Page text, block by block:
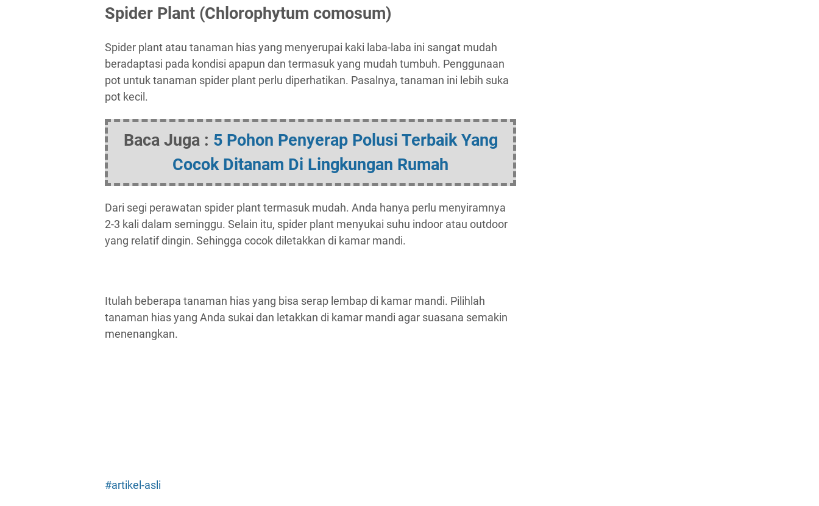
Spider Plant (Chlorophytum comosum)
Spider plant atau tanaman hias yang menyerupai kaki laba-laba ini sangat mudah
beradaptasi pada kondisi apapun dan termasuk yang mudah tumbuh. Penggunaan
pot untuk tanaman spider plant perlu diperhatikan. Pasalnya, tanaman ini lebih suka
pot kecil.
Baca Juga : 5 Pohon Penyerap Polusi Terbaik Yang
Cocok Ditanam Di Lingkungan Rumah
Dari segi perawatan spider plant termasuk mudah. Anda hanya perlu menyiramnya
2-3 kali dalam seminggu. Selain itu, spider plant menyukai suhu indoor atau outdoor
yang relatif dingin. Sehingga cocok diletakkan di kamar mandi.
Itulah beberapa tanaman hias yang bisa serap lembap di kamar mandi. Pilihlah
tanaman hias yang Anda sukai dan letakkan di kamar mandi agar suasana semakin
menenangkan.
#artikel-asli